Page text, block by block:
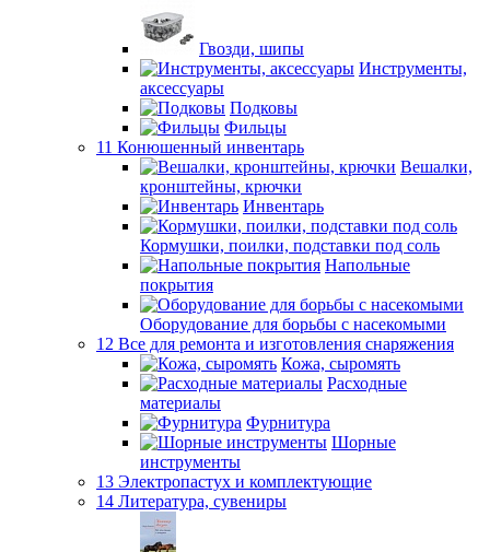
Гвозди, шипы
Инструменты,
аксессуары
Подковы
Фильцы
11 Конюшенный инвентарь
Вешалки,
кронштейны, крючки
Инвентарь
Кормушки, поилки, подставки под соль
Напольные
покрытия
Оборудование для борьбы с насекомыми
12 Все для ремонта и изготовления снаряжения
Кожа, сыромять
Расходные
материалы
Фурнитура
Шорные
инструменты
13 Электропастух и комплектующие
14 Литература, сувениры